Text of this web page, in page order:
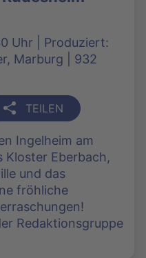
Uhr | Produziert:
Marburg | 932
TEILEN
Ingelheim am
Kloster Eberbach,
und das
fröhliche
Redaktionsgruppe